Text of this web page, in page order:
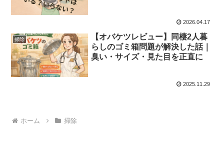
2026.04.17
掃除
【オバケツレビュー】同棲2人暮
らしのゴミ箱問題が解決した話｜
臭い・サイズ・見た目を正直に
2025.11.29
ホーム 掃除